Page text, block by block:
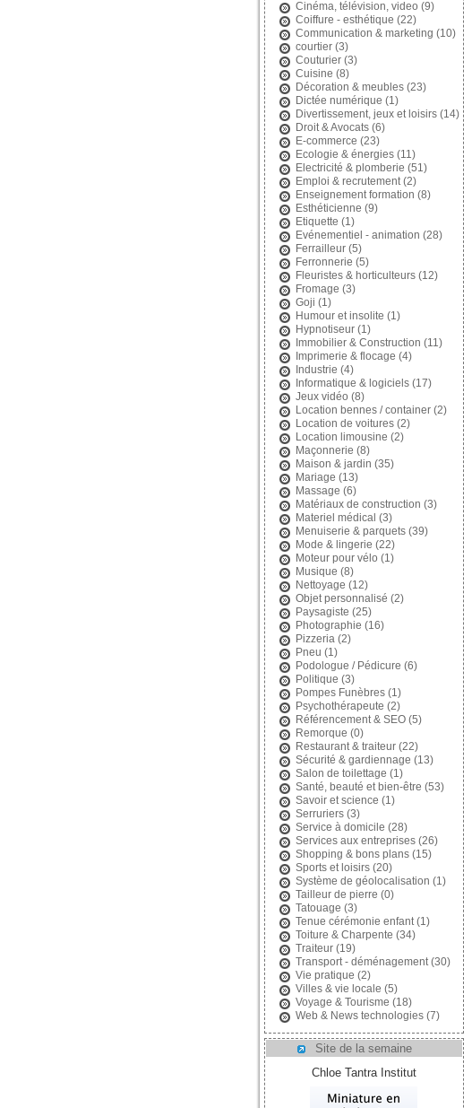
Cinéma, télévision, video (9)
Coiffure - esthétique (22)
Communication & marketing (10)
courtier(3)
Couturier(3)
Cuisine (8)
Décoration & meubles(23)
Dictée numérique (1)
Divertissement, jeux et loisirs(14)
Droit & Avocats(6)
E-commerce (23)
Ecologie & énergies(11)
Electricité & plomberie (51)
Emploi & recrutement(2)
Enseignement formation (8)
Esthéticienne (9)
Etiquette (1)
Evénementiel - animation (28)
Ferrailleur(5)
Ferronnerie (5)
Fleuristes & horticulteurs(12)
Fromage (3)
Goji (1)
Humour et insolite (1)
Hypnotiseur(1)
Immobilier & Construction (11)
Imprimerie & flocage (4)
Industrie (4)
Informatique & logiciels(17)
Jeux vidéo (8)
Location bennes / container(2)
Location de voitures(2)
Location limousine (2)
Maçonnerie (8)
Maison & jardin (35)
Mariage (13)
Massage (6)
Matériaux de construction (3)
Materiel médical (3)
Menuiserie & parquets(39)
Mode & lingerie (22)
Moteur pour vélo (1)
Musique (8)
Nettoyage (12)
Objet personnalisé (2)
Paysagiste (25)
Photographie (16)
Pizzeria (2)
Pneu (1)
Podologue / Pédicure (6)
Politique (3)
Pompes Funèbres(1)
Psychothérapeute (2)
Référencement & SEO(5)
Remorque (0)
Restaurant & traiteur(22)
Sécurité & gardiennage (13)
Salon de toilettage (1)
Santé, beauté et bien-être (53)
Savoir et science (1)
Serruriers(3)
Service à domicile (28)
Services aux entreprises(26)
Shopping & bons plans(15)
Sports et loisirs(20)
Système de géolocalisation (1)
Tailleur de pierre (0)
Tatouage (3)
Tenue cérémonie enfant(1)
Toiture & Charpente (34)
Traiteur(19)
Transport - déménagement(30)
Vie pratique (2)
Villes & vie locale (5)
Voyage & Tourisme (18)
Web & News technologies(7)
Site de la semaine
Chloe Tantra Institut